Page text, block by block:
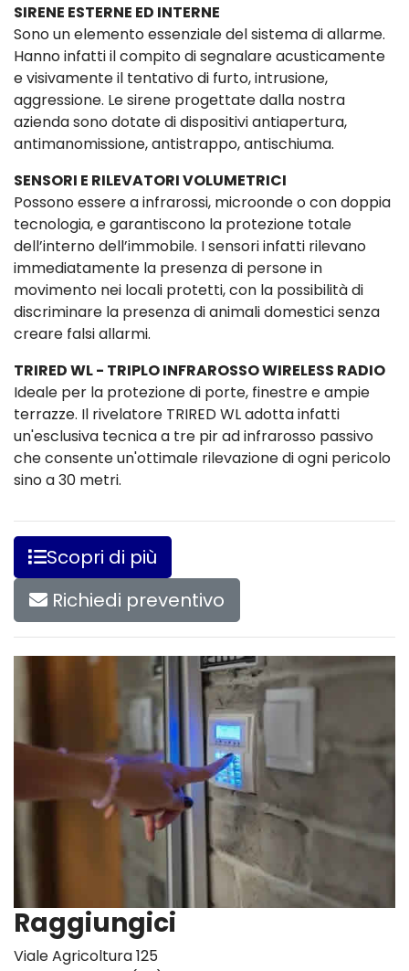
SIRENE ESTERNE ED INTERNE
Sono un elemento essenziale del sistema di allarme.
Hanno infatti il compito di segnalare acusticamente
e visivamente il tentativo di furto, intrusione,
aggressione. Le sirene progettate dalla nostra
azienda sono dotate di dispositivi antiapertura,
antimanomissione, antistrappo, antischiuma.
SENSORI E RILEVATORI VOLUMETRICI
Possono essere a infrarossi, microonde o con doppia
tecnologia, e garantiscono la protezione totale
dell’interno dell’immobile. I sensori infatti rilevano
immediatamente la presenza di persone in
movimento nei locali protetti, con la possibilità di
discriminare la presenza di animali domestici senza
creare falsi allarmi.
TRIRED WL - TRIPLO INFRAROSSO WIRELESS RADIO
Ideale per la protezione di porte, finestre e ampie
terrazze. Il rivelatore TRIRED WL adotta infatti
un'esclusiva tecnica a tre pir ad infrarosso passivo
che consente un'ottimale rilevazione di ogni pericolo
sino a 30 metri.
Scopri di più
Richiedi preventivo
Raggiungici
Viale Agricoltura 125